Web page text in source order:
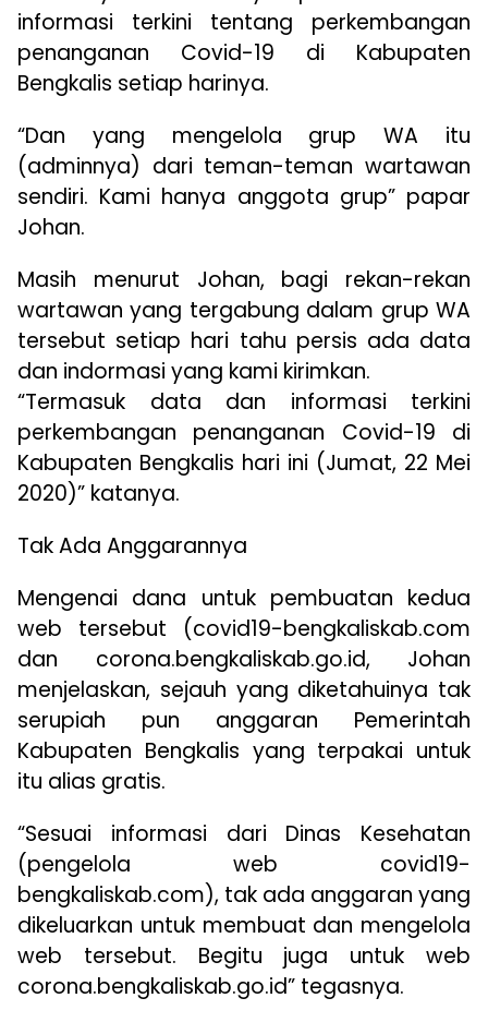
informasi terkini tentang perkembangan
penanganan Covid-19 di Kabupaten
Bengkalis setiap harinya.
“Dan yang mengelola grup WA itu
(adminnya) dari teman-teman wartawan
sendiri. Kami hanya anggota grup” papar
Johan.
Masih menurut Johan, bagi rekan-rekan
wartawan yang tergabung dalam grup WA
tersebut setiap hari tahu persis ada data
dan indormasi yang kami kirimkan.
“Termasuk data dan informasi terkini
perkembangan penanganan Covid-19 di
Kabupaten Bengkalis hari ini (Jumat, 22 Mei
2020)” katanya.
Tak Ada Anggarannya
Mengenai dana untuk pembuatan kedua
web tersebut (covid19-bengkaliskab.com
dan corona.bengkaliskab.go.id, Johan
menjelaskan, sejauh yang diketahuinya tak
serupiah pun anggaran Pemerintah
Kabupaten Bengkalis yang terpakai untuk
itu alias gratis.
“Sesuai informasi dari Dinas Kesehatan
(pengelola web covid19-
bengkaliskab.com), tak ada anggaran yang
dikeluarkan untuk membuat dan mengelola
web tersebut. Begitu juga untuk web
corona.bengkaliskab.go.id” tegasnya.